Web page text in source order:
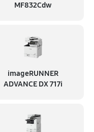
MF832Cdw
imageRUNNER
ADVANCE DX 717i